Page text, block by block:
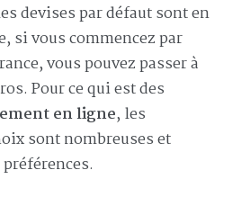
devises par défaut sont en
si vous commencez par
vous pouvez passer à
Pour ce qui est des
en ligne, les
sont nombreuses et